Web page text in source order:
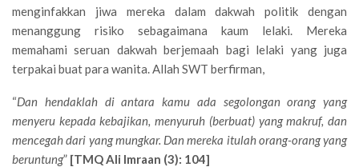
menginfakkan jiwa mereka dalam dakwah politik dengan
menanggung risiko sebagaimana kaum lelaki. Mereka
memahami seruan dakwah berjemaah bagi lelaki yang juga
terpakai buat para wanita. Allah SWT berfirman,
“Dan hendaklah di antara kamu ada segolongan orang yang
menyeru kepada kebajikan, menyuruh (berbuat) yang makruf, dan
mencegah dari yang mungkar. Dan mereka itulah orang-orang yang
beruntung” [TMQ Ali Imraan (3): 104]